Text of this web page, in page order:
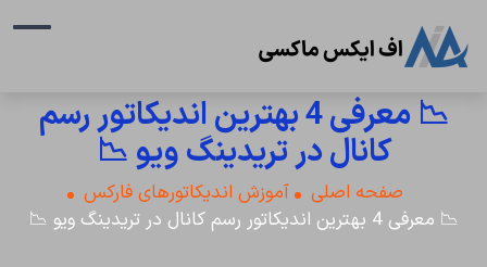
📉 معرفی 4 بهترین اندیکاتور رسم
کانال در تریدینگ ویو 📉
صفحه اصلی
آموزش اندیکاتورهای فارکس
📉 معرفی 4 بهترین اندیکاتور رسم کانال در تریدینگ ویو 📉